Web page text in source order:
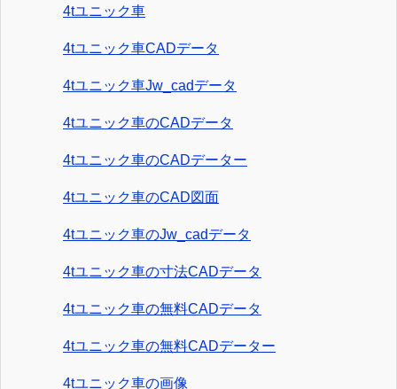
4tユニック車
4tユニック車CADデータ
4tユニック車Jw_cadデータ
4tユニック車のCADデータ
4tユニック車のCADデーター
4tユニック車のCAD図面
4tユニック車のJw_cadデータ
4tユニック車の寸法CADデータ
4tユニック車の無料CADデータ
4tユニック車の無料CADデーター
4tユニック車の画像